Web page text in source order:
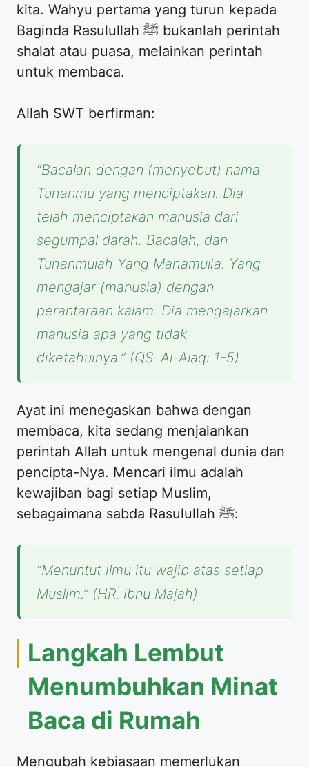
kita. Wahyu pertama yang turun kepada
Baginda Rasulullah ﷺ bukanlah perintah
shalat atau puasa, melainkan perintah
untuk membaca.
​Allah SWT berfirman:
“Bacalah dengan (menyebut) nama
Tuhanmu yang menciptakan. Dia
telah menciptakan manusia dari
segumpal darah. Bacalah, dan
Tuhanmulah Yang Mahamulia. Yang
mengajar (manusia) dengan
perantaraan kalam. Dia mengajarkan
manusia apa yang tidak
diketahuinya.” (QS. Al-Alaq: 1-5)
​Ayat ini menegaskan bahwa dengan
membaca, kita sedang menjalankan
perintah Allah untuk mengenal dunia dan
pencipta-Nya. Mencari ilmu adalah
kewajiban bagi setiap Muslim,
sebagaimana sabda Rasulullah ﷺ:
“Menuntut ilmu itu wajib atas setiap
Muslim.” (HR. Ibnu Majah)
​Langkah Lembut
Menumbuhkan Minat
Baca di Rumah
​Mengubah kebiasaan memerlukan